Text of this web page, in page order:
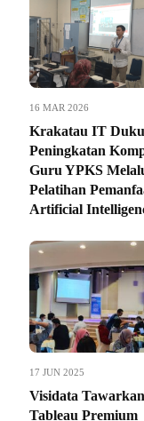
16 MAR 2026
Krakatau IT
Peningkatan
Guru YPKS
Pelatihan
Artificial
17 JUN 2025
Visidata Tawarkan
Tableau Premium